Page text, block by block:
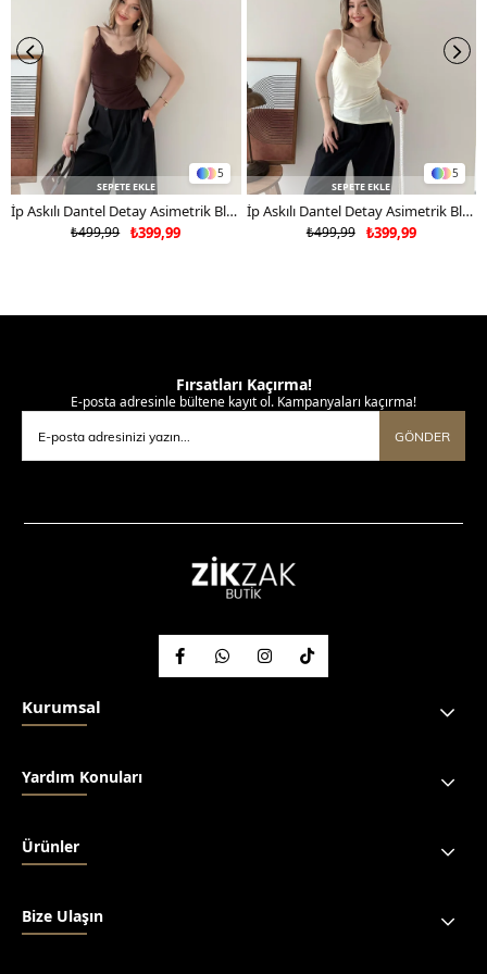
5
SEPETE EKLE
İp Askılı Dantel Detay Asimetrik Bluz Kahverengi 2181
₺399,99
₺499,99
5
SEPETE EKLE
İp Askılı Dantel Detay Asimetrik Bluz Sarı 2181
₺399,99
₺499,99
Fırsatları Kaçırma!
E-posta adresinle bültene kayıt ol. Kampanyaları kaçırma!
GÖNDER
Kurumsal
Yardım Konuları
Ürünler
Bize Ulaşın